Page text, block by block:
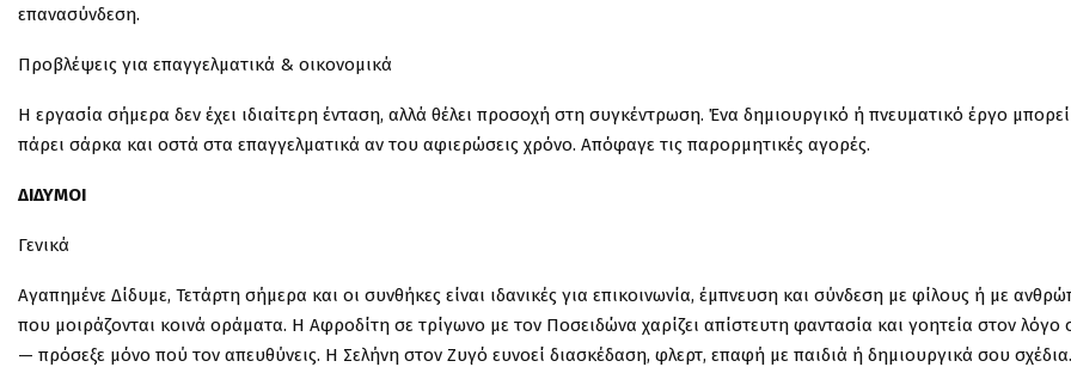
επανασύνδεση.
Προβλέψεις για επαγγελματικά & οικονομικά
Η εργασία σήμερα δεν έχει ιδιαίτερη ένταση, αλλά θέλει προσοχή στη συγκέντρωση. Ένα δημιουργικό ή πνευματικό έργο
πάρει σάρκα και οστά στα επαγγελματικά αν του αφιερώσεις χρόνο. Απόφαγε τις παρορμητικές αγορές.
ΔΙΔΥΜΟΙ
Γενικά
Αγαπημένε Δίδυμε, Τετάρτη σήμερα και οι συνθήκες είναι ιδανικές για επικοινωνία, έμπνευση και σύνδεση με φίλους ή με
που μοιράζονται κοινά οράματα. Η Αφροδίτη σε τρίγωνο με τον Ποσειδώνα χαρίζει απίστευτη φαντασία και γοητεία στον λόγο
— πρόσεξε μόνο πού τον απευθύνεις. Η Σελήνη στον Ζυγό ευνοεί διασκέδαση, φλερτ, επαφή με παιδιά ή δημιουργικά σου